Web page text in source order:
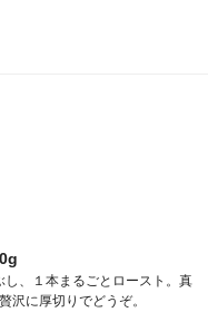
し、１本まるごとロースト。真
沢に厚切りでどうぞ。